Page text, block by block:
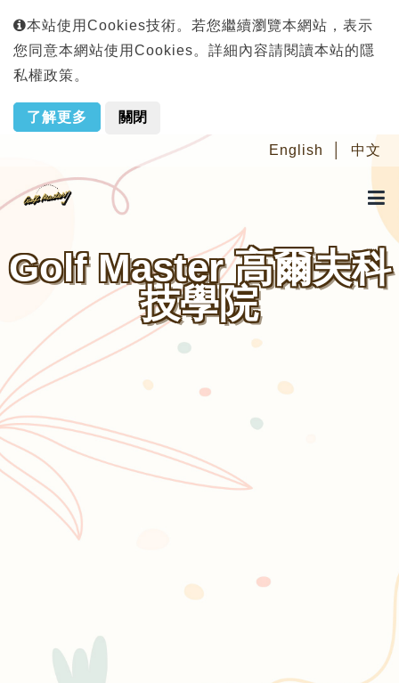
本站使用Cookies技術。若您繼續瀏覽本網站，表示
您同意本網站使用Cookies。詳細內容請閱讀本站的隱
私權政策。
了解更多 關閉
English 中文
Golf Master 高爾夫科
技學院